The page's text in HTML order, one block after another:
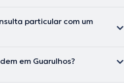
particular com um
em Guarulhos?